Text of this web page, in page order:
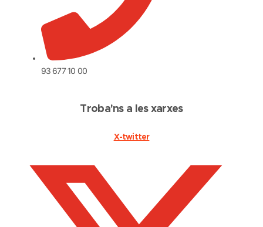
93 677 10 00
Troba'ns a les xarxes
X-twitter